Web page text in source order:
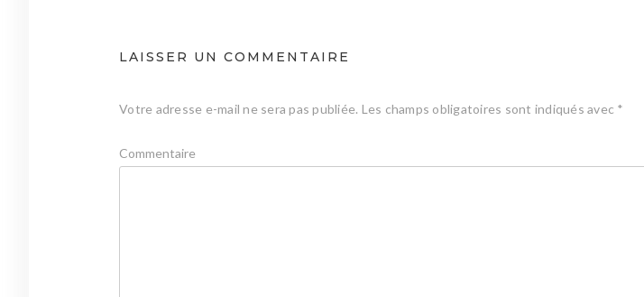
LAISSER UN COMMENTAIRE
Votre adresse e-mail ne sera pas publiée. Les champs obligatoires sont indiqués avec *
Commentaire